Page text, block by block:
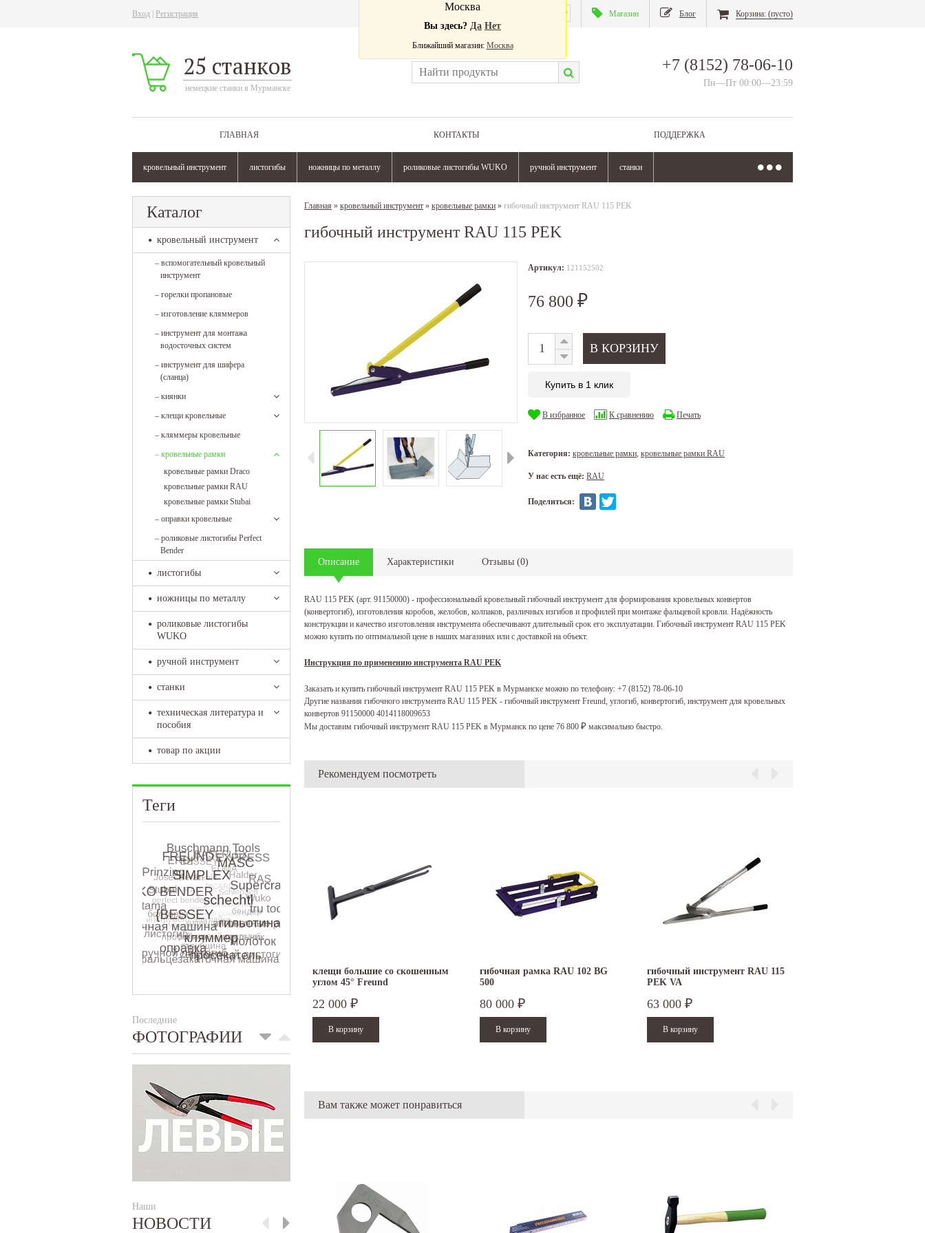
Вход Регистрация Магазин Блог Корзина: (пусто)
25 станков
немецкие станки в Мурманске
+7 (8152) 78-06-10
Пн—Пт 00:00—23:59
ГЛАВНАЯ КОНТАКТЫ ПОДДЕРЖКА
кровельный инструмент листогибы ножницы по металлу роликовые листогибы WUKO ручной инструмент станки
Москва
Вы здесь? Да Нет
Ближайший магазин: Москва
Каталог
кровельный инструмент
– вспомогательный кровельный
инструмент
– горелки пропановые
– изготовление кляммеров
– инструмент для монтажа
водосточных систем
– инструмент для шифера
(сланца)
– киянки
– клещи кровельные
– кляммеры кровельные
– кровельные рамки
кровельные рамки Draco
кровельные рамки RAU
кровельные рамки Stubai
– оправки кровельные
– роликовые листогибы Perfect
Bender
листогибы
ножницы по металлу
роликовые листогибы
WUKO
ручной инструмент
станки
техническая литература и
пособия
товар по акции
Теги
Последние
ФОТОГРАФИИ
Наши
НОВОСТИ
Главная » кровельный инструмент » кровельные рамки » гибочный инструмент RAU 115 PEK
гибочный инструмент RAU 115 PEK
Артикул: 121152502
76 800 ₽
Купить в 1 клик
В избранное К сравнению Печать
Категория: кровельные рамки кровельные рамки RAU
У нас есть ещё: RAU
Поделиться:
Описание Характеристики Отзывы (0)
RAU 115 PEK (арт. 91150000) - профессиональный кровельный гибочный инструмент для формирования кровельных конвертов
(конвертогиб), изготовления коробов, желобов, колпаков, различных изгибов и профилей при монтаже фальцевой кровли. Надёжность
конструкции и качество изготовления инструмента обеспечивают длительный срок его эксплуатации. Гибочный инструмент RAU 115 PEK
можно купить по оптимальной цене в наших магазинах или с доставкой на объект.
Инструкция по применению инструмента RAU PEK
Заказать и купить гибочный инструмент RAU 115 PEK в Мурманске можно по телефону: +7 (8152) 78-06-10
Другие названия гибочного инструмента RAU 115 PEK - гибочный инструмент Freund, углогиб, конвертогиб, инструмент для кровельных
конвертов 91150000 4014118009653
Мы доставим гибочный инструмент RAU 115 PEK в Мурманск по цене 76 800 ₽ максимально быстро.
Рекомендуем посмотреть
клещи большие со скошенным
углом 45° Freund
22 000 ₽
гибочная рамка RAU 102 BG
500
80 000 ₽
гибочный инструмент RAU 115
PEK VA
63 000 ₽
Вам также может понравиться